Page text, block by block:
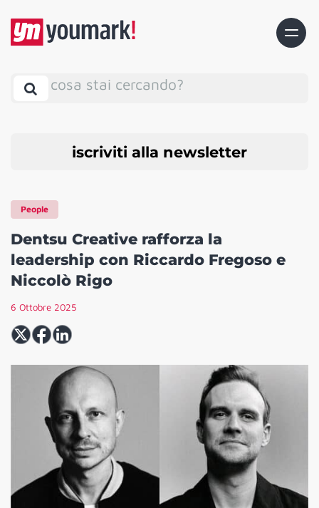
cosa stai cercando?
iscriviti alla newsletter
People
Dentsu Creative rafforza la
leadership con Riccardo Fregoso e
Niccolò Rigo
6 Ottobre 2025